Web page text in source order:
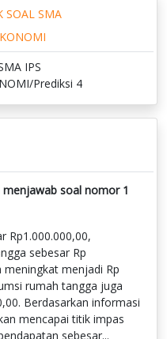
SOAL SMA
IPS
Prediksi 4
menjawab soal nomor 1
Rp1.000.000,00,
sebesar Rp
meningkat menjadi Rp
rumah tangga juga
Berdasarkan informasi
mencapai titik impas
sebesar...